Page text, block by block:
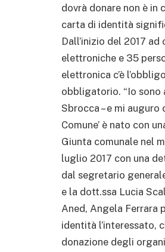
dovrà donare non è
carta di identità
Dall’inizio del 2017
elettroniche e 35
elettronica c’è
obbligatorio. “Io sono
Sbrocca – e mi
Comune’ è nato con
Giunta comunale nel
luglio 2017 con una
dal segretario
e la dott.ssa Lucia
Aned, Angela Ferrara
identità l’interessato,
donazione degli